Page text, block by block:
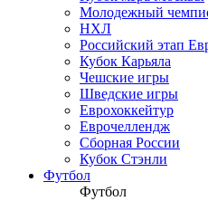
Молодежный
НХЛ
Российский этап
Кубок Карьяла
Чешские игры
Шведские игры
Еврохоккейтур
Еврочеллендж
Сборная России
Кубок Стэнли
Футбол
Футбол